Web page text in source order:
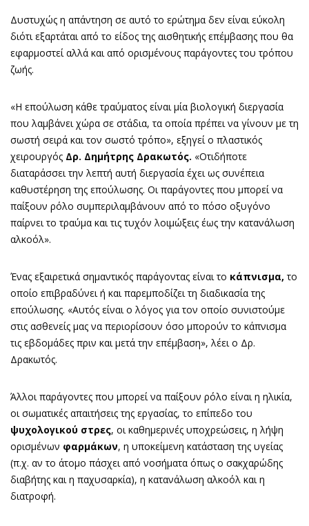
Δυστυχώς η απάντηση σε αυτό το ερώτημα δεν είναι εύκολη
διότι εξαρτάται από το είδος της αισθητικής επέμβασης που θα
εφαρμοστεί αλλά και από ορισμένους παράγοντες του τρόπου
ζωής.
«Η επούλωση κάθε τραύματος είναι μία βιολογική διεργασία
που λαμβάνει χώρα σε στάδια, τα οποία πρέπει να γίνουν με τη
σωστή σειρά και τον σωστό τρόπο», εξηγεί ο πλαστικός
χειρουργός Δρ. Δημήτρης Δρακωτός. «Οτιδήποτε
διαταράσσει την λεπτή αυτή διεργασία έχει ως συνέπεια
καθυστέρηση της επούλωσης. Οι παράγοντες που μπορεί να
παίξουν ρόλο συμπεριλαμβάνουν από το πόσο οξυγόνο
παίρνει το τραύμα και τις τυχόν λοιμώξεις έως την κατανάλωση
αλκοόλ».
Ένας εξαιρετικά σημαντικός παράγοντας είναι το κάπνισμα, το
οποίο επιβραδύνει ή και παρεμποδίζει τη διαδικασία της
επούλωσης. «Αυτός είναι ο λόγος για τον οποίο συνιστούμε
στις ασθενείς μας να περιορίσουν όσο μπορούν το κάπνισμα
τις εβδομάδες πριν και μετά την επέμβαση», λέει ο Δρ.
Δρακωτός.
Άλλοι παράγοντες που μπορεί να παίξουν ρόλο είναι η ηλικία,
οι σωματικές απαιτήσεις της εργασίας, το επίπεδο του
ψυχολογικού στρες, οι καθημερινές υποχρεώσεις, η λήψη
ορισμένων φαρμάκων, η υποκείμενη κατάσταση της υγείας
(π.χ. αν το άτομο πάσχει από νοσήματα όπως ο σακχαρώδης
διαβήτης και η παχυσαρκία), η κατανάλωση αλκοόλ και η
διατροφή.